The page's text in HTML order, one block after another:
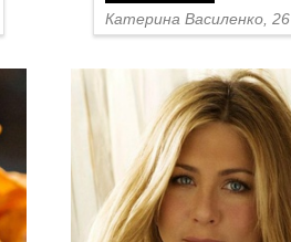
Катерина Василенко,